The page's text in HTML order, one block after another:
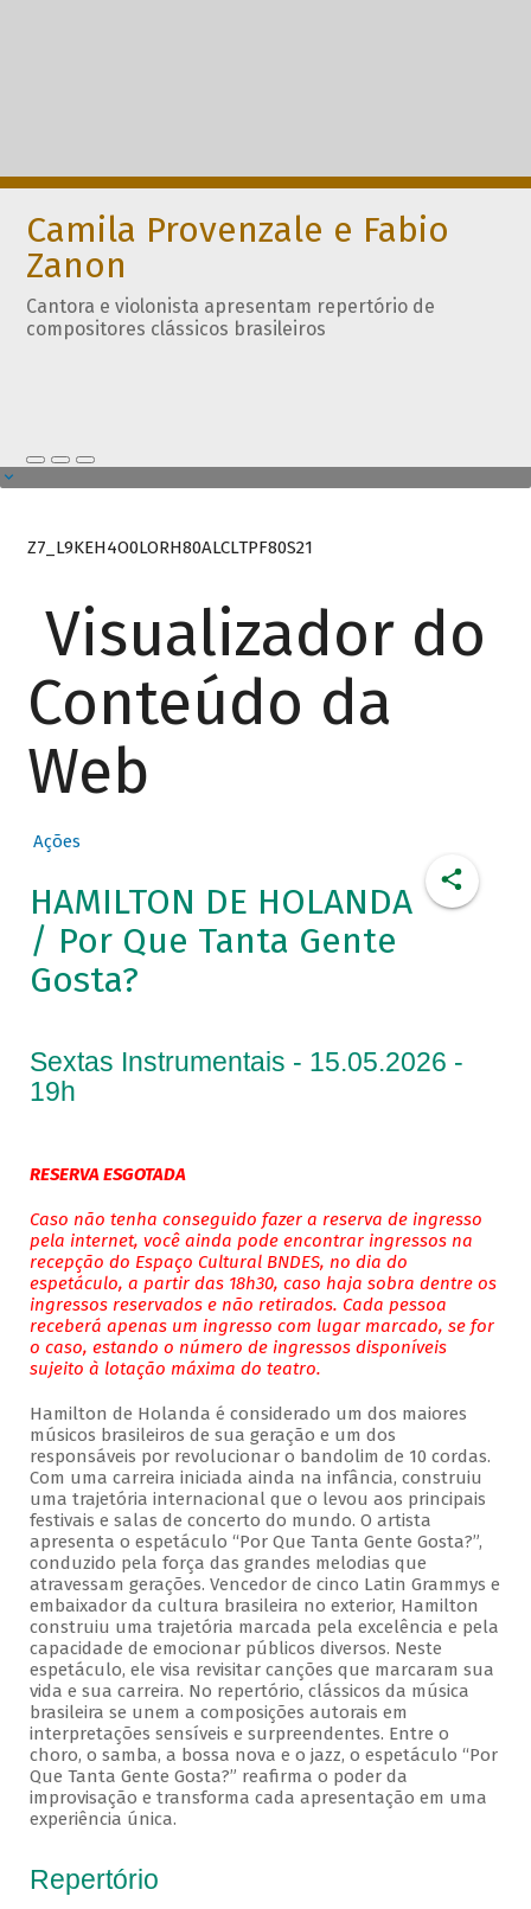
Camila Provenzale e Fabio
Zanon
Cantora e violonista apresentam repertório de
compositores clássicos brasileiros
Z7_L9KEH4O0LORH80ALCLTPF80S21
Visualizador do
Conteúdo da
Web
Ações
HAMILTON DE HOLANDA
/ Por Que Tanta Gente
Gosta?
Sextas Instrumentais - 15.05.2026 -
19h
RESERVA ESGOTADA
Caso não tenha conseguido fazer a reserva de ingresso
pela internet, você ainda pode encontrar ingressos na
recepção do Espaço Cultural BNDES, no dia do
espetáculo, a partir das 18h30, caso haja sobra dentre os
ingressos reservados e não retirados. Cada pessoa
receberá apenas um ingresso com lugar marcado, se for
o caso, estando o número de ingressos disponíveis
sujeito à lotação máxima do teatro.
Hamilton de Holanda é considerado um dos maiores
músicos brasileiros de sua geração e um dos
responsáveis por revolucionar o bandolim de 10 cordas.
Com uma carreira iniciada ainda na infância, construiu
uma trajetória internacional que o levou aos principais
festivais e salas de concerto do mundo. O artista
apresenta o espetáculo “Por Que Tanta Gente Gosta?”,
conduzido pela força das grandes melodias que
atravessam gerações. Vencedor de cinco Latin Grammys e
embaixador da cultura brasileira no exterior, Hamilton
construiu uma trajetória marcada pela excelência e pela
capacidade de emocionar públicos diversos. Neste
espetáculo, ele visa revisitar canções que marcaram sua
vida e sua carreira. No repertório, clássicos da música
brasileira se unem a composições autorais em
interpretações sensíveis e surpreendentes. Entre o
choro, o samba, a bossa nova e o jazz, o espetáculo “Por
Que Tanta Gente Gosta?” reafirma o poder da
improvisação e transforma cada apresentação em uma
experiência única.
Repertório